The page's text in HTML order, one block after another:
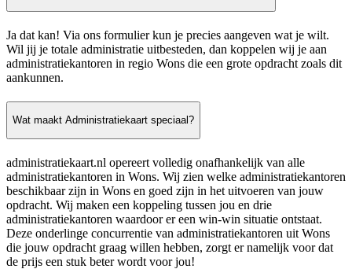
Ja dat kan! Via ons formulier kun je precies aangeven wat je wilt.
Wil jij je totale administratie uitbesteden, dan koppelen wij je aan
administratiekantoren in regio Wons die een grote opdracht zoals dit
aankunnen.
Wat maakt Administratiekaart speciaal?
administratiekaart.nl opereert volledig onafhankelijk van alle
administratiekantoren in Wons. Wij zien welke administratiekantoren
beschikbaar zijn in Wons en goed zijn in het uitvoeren van jouw
opdracht. Wij maken een koppeling tussen jou en drie
administratiekantoren waardoor er een win-win situatie ontstaat.
Deze onderlinge concurrentie van administratiekantoren uit Wons
die jouw opdracht graag willen hebben, zorgt er namelijk voor dat
de prijs een stuk beter wordt voor jou!